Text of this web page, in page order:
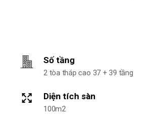
Số tầng
2 tòa tháp cao 37 + 39 tầng
Diện tích sàn
100m2